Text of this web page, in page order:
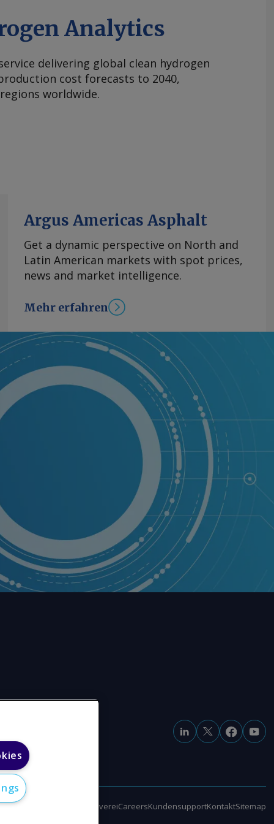
Analytics
delivering global clean hydrogen
cost forecasts to 2040,
worldwide.
Argus Americas Asphalt
Get a dynamic perspective on North and
Latin American markets with spot prices,
news and market intelligence.
Mehr erfahren
zur modernen SklavereiCareersKundensupportKontaktSitemap